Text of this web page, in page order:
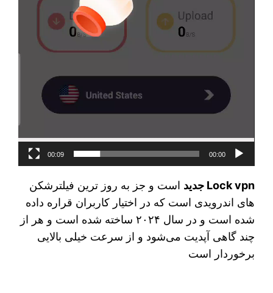
00:00
00:09
Lock vpn جدید
است و جز به روز ترین فیلترشکن
های اندرویدی است که در اختیار کاربران قراره داده
شده است و در سال ۲۰۲۴ ساخته شده است و هر از
چند گاهی آپدیت می‌شود و از سرعت خیلی بالایی
برخوردار است